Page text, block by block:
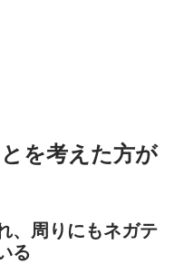
を考えた方が
、周りにもネガテ
る